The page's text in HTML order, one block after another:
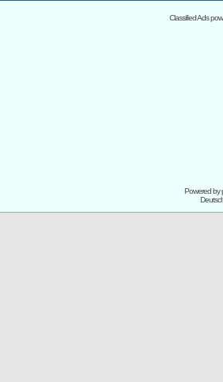
Classified Ads
Powered by